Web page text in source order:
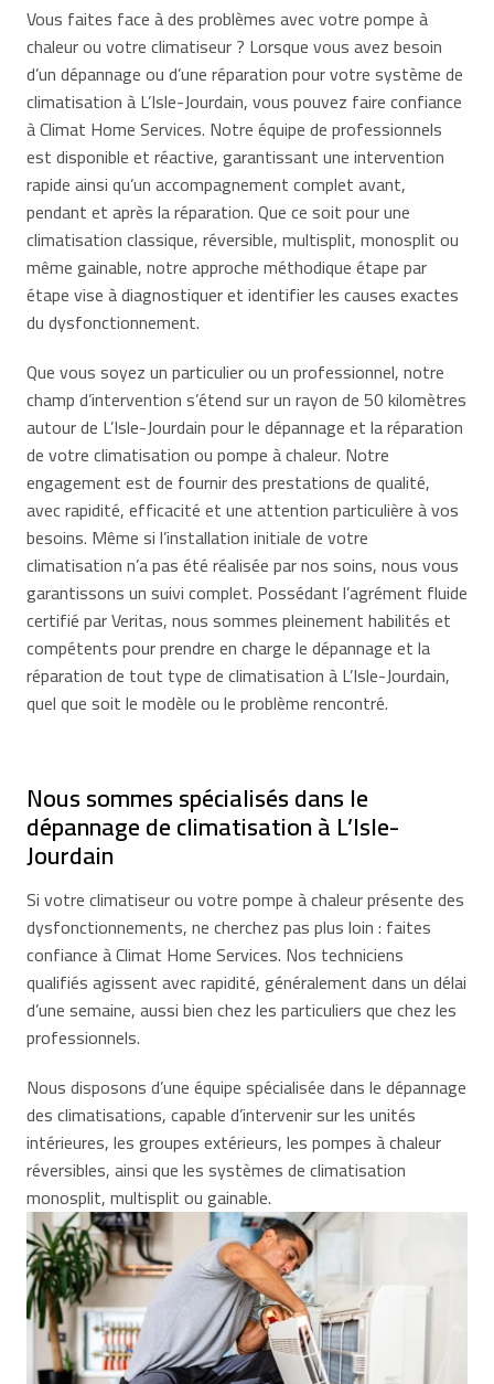
Vous faites face à des problèmes avec votre pompe à
chaleur ou votre climatiseur ? Lorsque vous avez besoin
d’un dépannage ou d’une réparation pour votre système de
climatisation à L’Isle-Jourdain, vous pouvez faire confiance
à Climat Home Services. Notre équipe de professionnels
est disponible et réactive, garantissant une intervention
rapide ainsi qu’un accompagnement complet avant,
pendant et après la réparation. Que ce soit pour une
climatisation classique, réversible, multisplit, monosplit ou
même gainable, notre approche méthodique étape par
étape vise à diagnostiquer et identifier les causes exactes
du dysfonctionnement.
Que vous soyez un particulier ou un professionnel, notre
champ d’intervention s’étend sur un rayon de 50 kilomètres
autour de L’Isle-Jourdain pour le dépannage et la réparation
de votre climatisation ou pompe à chaleur. Notre
engagement est de fournir des prestations de qualité,
avec rapidité, efficacité et une attention particulière à vos
besoins. Même si l’installation initiale de votre
climatisation n’a pas été réalisée par nos soins, nous vous
garantissons un suivi complet. Possédant l’agrément fluide
certifié par Veritas, nous sommes pleinement habilités et
compétents pour prendre en charge le dépannage et la
réparation de tout type de climatisation à L’Isle-Jourdain,
quel que soit le modèle ou le problème rencontré.
Nous sommes spécialisés dans le
dépannage de climatisation à L’Isle-
Jourdain
Si votre climatiseur ou votre pompe à chaleur présente des
dysfonctionnements, ne cherchez pas plus loin : faites
confiance à Climat Home Services. Nos techniciens
qualifiés agissent avec rapidité, généralement dans un délai
d’une semaine, aussi bien chez les particuliers que chez les
professionnels.
Nous disposons d’une équipe spécialisée dans le dépannage
des climatisations, capable d’intervenir sur les unités
intérieures, les groupes extérieurs, les pompes à chaleur
réversibles, ainsi que les systèmes de climatisation
monosplit, multisplit ou gainable.